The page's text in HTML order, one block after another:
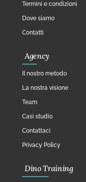
Termini e condizioni
Dove siamo
Contatti
Agency
Il nostro metodo
La nostra visione
Team
Casi studio
Contattaci
Privacy Policy
Dino Training